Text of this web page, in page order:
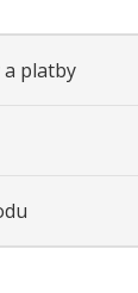
platby